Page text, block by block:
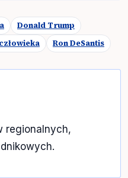
Donald Trump
Ron DeSantis
regionalnych,